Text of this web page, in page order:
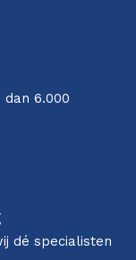
6.000
dé specialisten